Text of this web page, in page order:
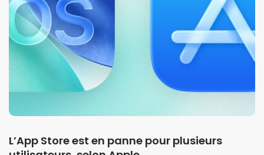
L’App Store est en panne pour plusieurs